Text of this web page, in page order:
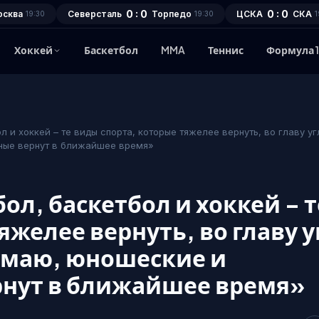
19:30 Северсталь 0 : 0 Торпедо 19:30 ЦСКА 0 : 0 СКА
Хоккей Баскетбол MMA Теннис Формула 1
и хоккей – те виды спорта, которые тяжелее вернуть, во главу
вернут в ближайшее время»
баскетбол и хоккей –
вернуть, во главу
юношеские и
в ближайшее время»